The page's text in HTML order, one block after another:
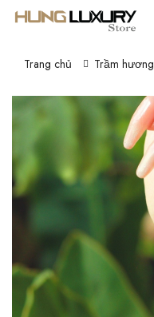
Trang chủ Trầm hương